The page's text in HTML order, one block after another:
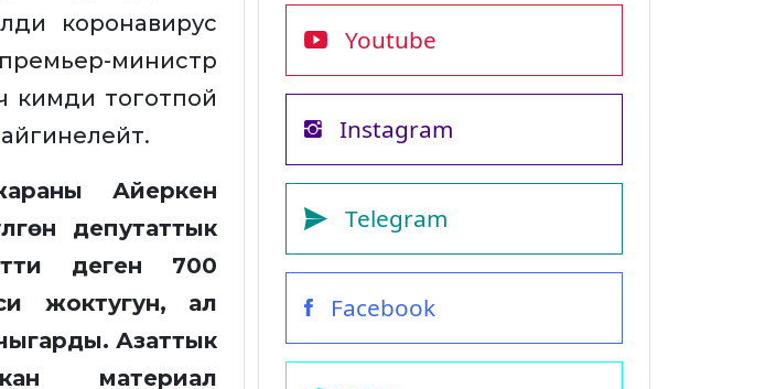
коронавирус
министр
кимди тоготпой
Айеркен
депутаттык
деген 700
жоктугун, ал
Азаттык
материал
Youtube
Instagram
Telegram
Facebook